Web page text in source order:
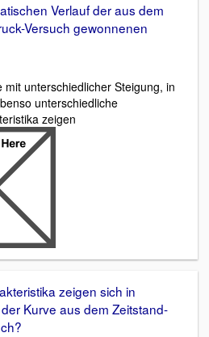
Verlauf der aus dem
Versuch gewonnenen
mit unterschiedlicher Steigung, in
unterschiedliche
zeigen
zeigen sich in
Kurve aus dem Zeitstand-